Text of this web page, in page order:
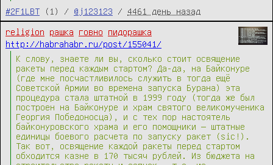
#2F1LBT
(1) / @j123123 / 4461 день назад
religion рашка говно
пидорашка
http://habrahabr.ru/post/155041/
К слову, знаете ли вы, сколько стоит освящение
ракеты перед каждым стартом? Да-да, на Байконуре
(где мне посчастливилось служить в тогда ещё
Советской Армии во времена запуска Бурана) эта
процедура стала штатной в 1999 году (тогда же был
построен на Байконуре и храм святого великомученика
Георгия Победоносца), и с тех пор настоятель
байконуровского храма и его помощники — штатные
единицы боевого расчета по запуску ракет (sic!).
Так вот, освящение каждой ракеты перед стартом
обходится казне в 170 тысяч рублей. Из бюджета на